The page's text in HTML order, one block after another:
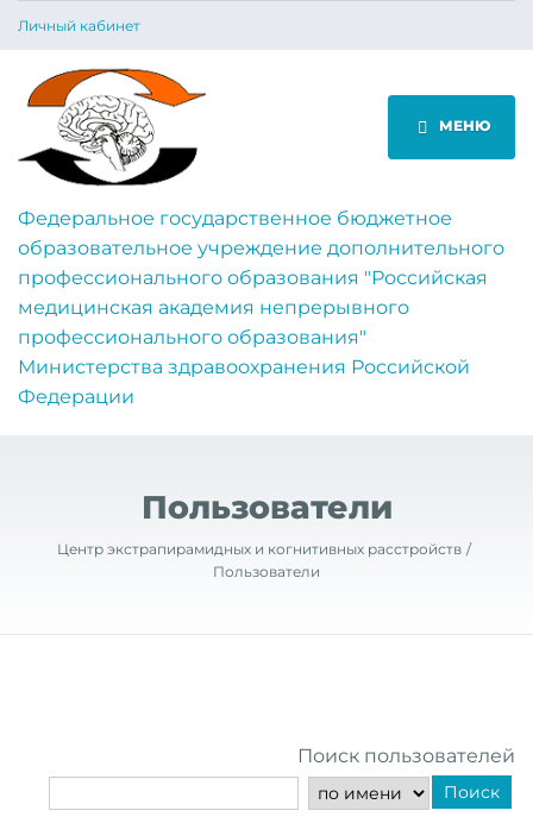
Личный кабинет
МЕНЮ
Федеральное государственное бюджетное
образовательное учреждение дополнительного
профессионального образования "Российская
медицинская академия непрерывного
профессионального образования"
Министерства здравоохранения Российской
Федерации
Пользователи
Центр экстрапирамидных и когнитивных расстройств
Пользователи
Поиск пользователей
Поиск